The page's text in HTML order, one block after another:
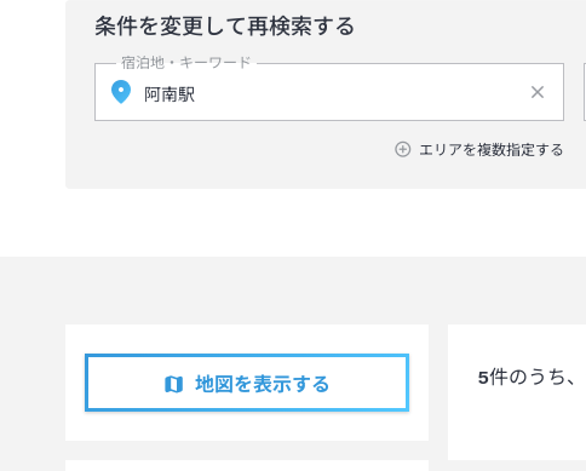
条件を変更して再検索する
宿泊地・キーワード
エリアを複数指定する
地図を表示する 5件のうち、